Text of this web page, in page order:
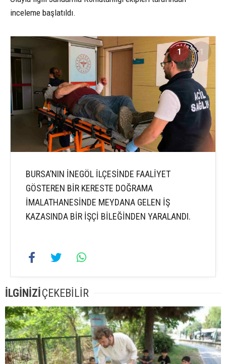
inceleme başlatıldı.
1 1
BURSA’NIN İNEGÖL İLÇESİNDE FAALİYET
GÖSTEREN BİR KERESTE DOĞRAMA
İMALATHANESİNDE MEYDANA GELEN İŞ
KAZASINDA BİR İŞÇİ BİLEĞİNDEN YARALANDI.
İLGİNİZİÇEKEBİLİR